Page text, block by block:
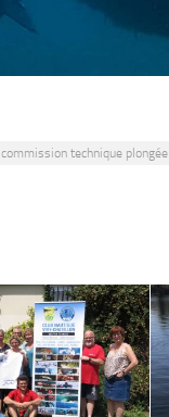
commission technique plongée